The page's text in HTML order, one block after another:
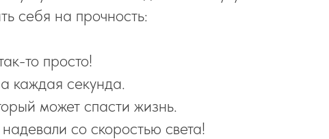
себя на прочность:
то просто!
секунда.
может спасти жизнь.
со скоростью света!